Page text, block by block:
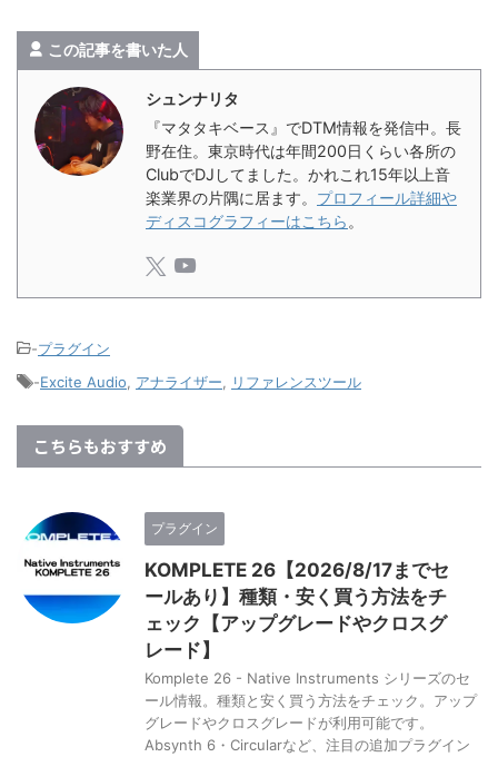
この記事を書いた人
シュンナリタ
『マタタキベース』でDTM情報を発信中。長
野在住。東京時代は年間200日くらい各所の
ClubでDJしてました。かれこれ15年以上音
楽業界の片隅に居ます。 プロフィール詳細や
ディスコグラフィーはこちら 。
-プラグイン
-Excite Audio, アナライザー, リファレンスツール
こちらもおすすめ
プラグイン
KOMPLETE 26【2026/8/17までセ
ールあり】種類・安く買う方法をチ
ェック【アップグレードやクロスグ
レード】
Komplete 26 - Native Instruments シリーズのセ
ール情報。種類と安く買う方法をチェック。アップ
グレードやクロスグレードが利用可能です。
Absynth 6・Circularなど、注目の追加プラグイン